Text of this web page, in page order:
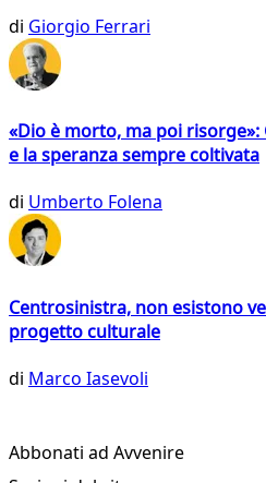
di Giorgio Ferrari
«Dio è morto, ma poi risorge»:
e la speranza sempre coltivata
di Umberto Folena
Centrosinistra, non esistono
progetto culturale
di Marco Iasevoli
Abbonati ad Avvenire